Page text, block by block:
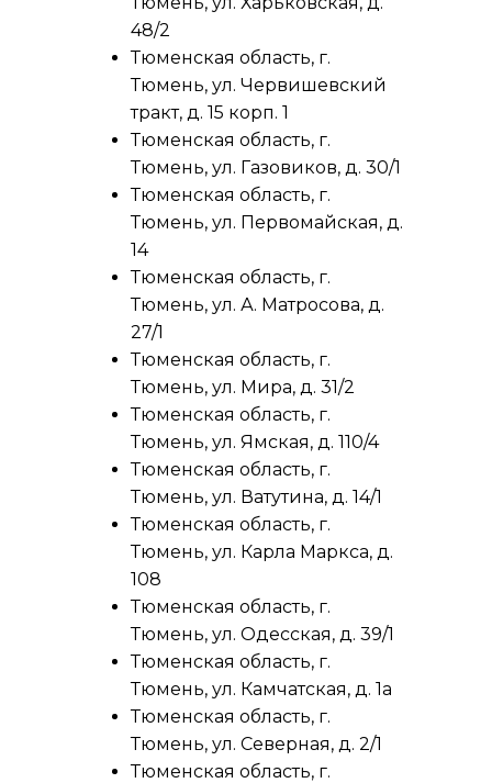
48/2
Тюменская область, г.
Тюмень, ул. Червишевский
тракт, д. 15 корп. 1
Тюменская область, г.
Тюмень, ул. Газовиков, д. 30/1
Тюменская область, г.
Тюмень, ул. Первомайская, д.
14
Тюменская область, г.
Тюмень, ул. А. Матросова, д.
27/1
Тюменская область, г.
Тюмень, ул. Мира, д. 31/2
Тюменская область, г.
Тюмень, ул. Ямская, д. 110/4
Тюменская область, г.
Тюмень, ул. Ватутина, д. 14/1
Тюменская область, г.
Тюмень, ул. Карла Маркса, д.
108
Тюменская область, г.
Тюмень, ул. Одесская, д. 39/1
Тюменская область, г.
Тюмень, ул. Камчатская, д. 1а
Тюменская область, г.
Тюмень, ул. Северная, д. 2/1
Тюменская область, г.